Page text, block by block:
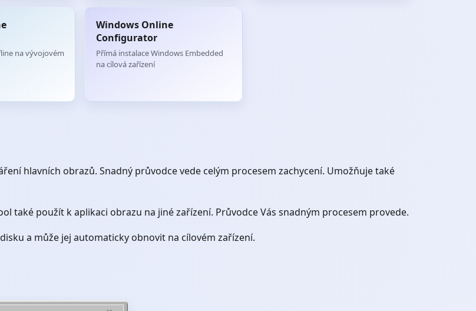
na vývojovém
Windows Online
Configurator
Přímá instalace Windows Embedded
na cílová zařízení
hlavních obrazů. Snadný průvodce vede celým procesem zachycení. Umožňuje také
také použít k aplikaci obrazu na jiné zařízení. Průvodce Vás snadným procesem provede.
a může jej automaticky obnovit na cílovém zařízení.